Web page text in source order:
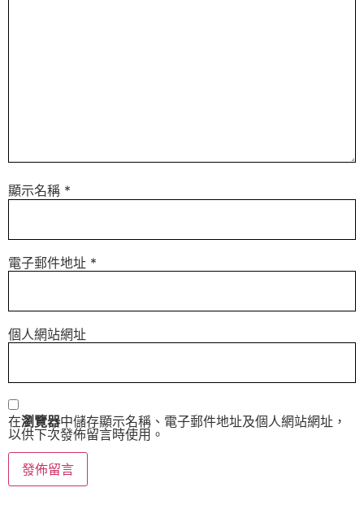
顯示名稱 *
電子郵件地址 *
個人網站網址
在瀏覽器中儲存顯示名稱、電子郵件地址及個人網站網址，
以供下次發佈留言時使用。